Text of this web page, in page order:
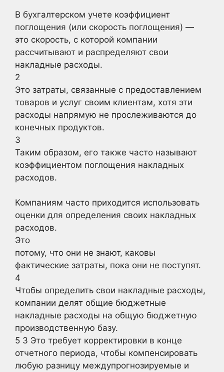
В бухгалтерском учете коэффициент
поглощения (или скорость поглощения) —
это скорость, с которой компании
рассчитывают и распределяют свои
накладные расходы.
2
Это затраты, связанные с предоставлением
товаров и услуг своим клиентам, хотя эти
расходы напрямую не прослеживаются до
конечных продуктов.
3
Таким образом, его также часто называют
коэффициентом поглощения накладных
расходов.
Компаниям часто приходится использовать
оценки для определения своих накладных
расходов.
Это
потому, что они не знают, каковы
фактические затраты, пока они не поступят.
4
Чтобы определить свои накладные расходы,
компании делят общие бюджетные
накладные расходы на общую бюджетную
производственную базу.
5 3 Это требует корректировки в конце
отчетного периода, чтобы компенсировать
любую разницу междупрогнозируемые и